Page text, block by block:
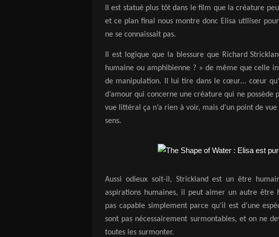
Il est statué plus tôt dans le film que la créature
et ce plan final nous montre donc Elisa utiliser
ne se connaissait pas.
Il est logique que la blessure que Richard
humaine ou amphibienne ? » de même que celle
de manipulation. Il lui tire dans le cœur… cœur
d’amour qui concerne une créature qui ne possède
vue littéral ça n’a rien à voir, mais d’un point de
sens.
Aussi odieux soit-il, Strickland est un être
aspirations humaines, il peut aimer un autre être
pas capable simplement parce qu’il est d’une
sont pas nécessairement surmontables, et on ne
toutes les surmonter.